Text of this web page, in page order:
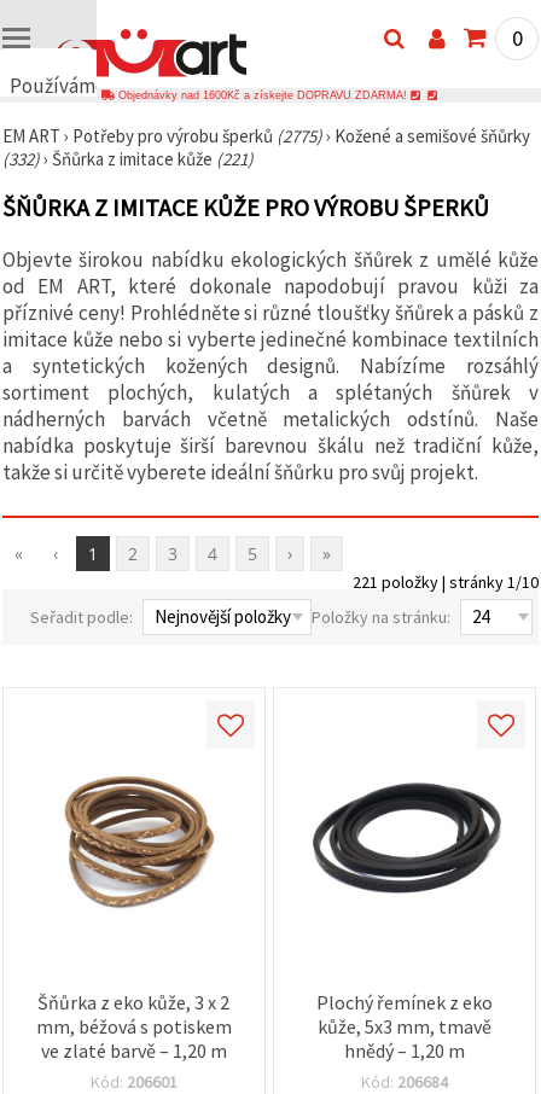
Používáme
🍪
Používáme
podobné
technologie,
zajistili
správné
fungování
webu,
zlepšili vaše
prostředí
při jeho
používání a
s vaším
souhlasem
analyzovali
návštěvnost
zobrazovali
obsah a
reklamu, a
pomocí
našich
analýzu a
kliknutím
"Přijmout
vše!" Nebo
daného
typu
cookies a
kliknutím
0
Objednávky nad 1600Kč a získejte DOPRAVU ZDARMA!
EM ART › Potřeby pro výrobu šperků (2775)› Kožené a semišové šňůrky
(332)› Šňůrka z imitace kůže (221)
ŠŇŮRKA Z IMITACE KŮŽE PRO VÝROBU ŠPERKŮ
Objevte širokou nabídku ekologických šňůrek z umělé kůže
od EM ART, které dokonale napodobují pravou kůži za
příznivé ceny! Prohlédněte si různé tloušťky šňůrek a pásků z
imitace kůže nebo si vyberte jedinečné kombinace textilních
a syntetických kožených designů. Nabízíme rozsáhlý
sortiment plochých, kulatých a splétaných šňůrek v
nádherných barvách včetně metalických odstínů. Naše
nabídka poskytuje širší barevnou škálu než tradiční kůže,
takže si určitě vyberete ideální šňůrku pro svůj projekt.
« ‹ 1 2 3 4 5 › »
221 položky | stránky 1/10
Seřadit podle:
Položky na stránku:
Šňůrka z eko kůže, 3 x 2
mm, béžová s potiskem
ve zlaté barvě – 1,20 m
Kód: 206601
Plochý řemínek z eko
kůže, 5x3 mm, tmavě
hnědý – 1,20 m
Kód: 206684